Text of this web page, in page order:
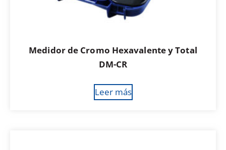
Medidor de Cromo Hexavalente y Total
DM-CR
Leer más